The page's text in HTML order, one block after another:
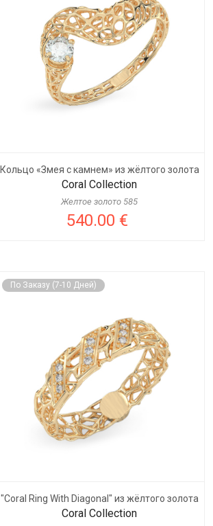
Кольцо «Змея с камнем» из жёлтого золота
Coral Collection
Желтое золото 585
540.00 €
По Заказу (7-10 Дней)
"Coral Ring With Diagonal" из жёлтого золота
Coral Collection